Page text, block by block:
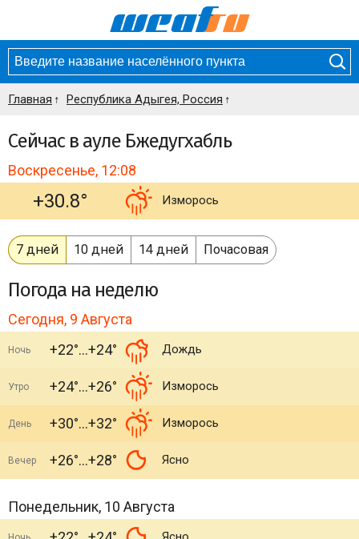
Главная Республика Адыгея, Россия
Сейчас в ауле Бжедугхабль
Воскресенье, 12:08
+30.8° Изморось
7 дней 10 дней 14 дней Почасовая
Погода на неделю
Сегодня, 9 Августа
Ночь +22° +24° Дождь
Утро +24° +26° Изморось
День +30° +32° Изморось
Вечер +26° +28° Ясно
Понедельник, 10 Августа